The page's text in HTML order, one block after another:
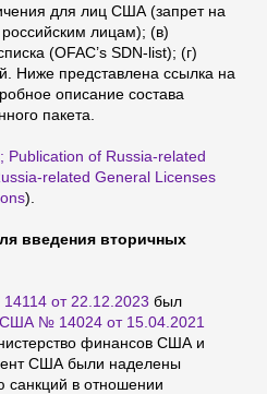
для лиц США (запрет на
российским лицам); (в)
(OFAC’s SDN-list); (г)
Ниже представлена ссылка на
описание состава
пакета.
Publication of Russia-related
related General Licenses
).
введения вторичных
от 22.12.2023 был
США № 14024 от 15.04.2021
финансов США и
США были наделены
в отношении